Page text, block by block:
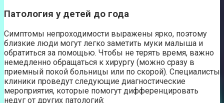
Патология у детей до года
Симптомы непроходимости выражены ярко, поэтому
близкие люди могут легко заметить муки малыша и
обратиться за помощью. Чтобы не терять время, важно
немедленно обращаться к хирургу (можно сразу в
приемный покой больницы или по скорой). Специалисты
клиники проведут следующие диагностические
мероприятия, которые помогут дифференцировать
недуг от других патологий: